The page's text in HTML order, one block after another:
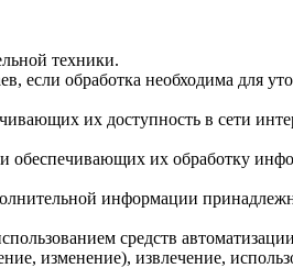
техники.
если обработка необходима для
их доступность в сети
обеспечивающих их обработку
информации
средств
изменение), извлечение,